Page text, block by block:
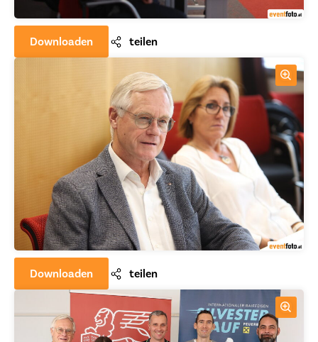
Downloaden teilen
Downloaden teilen